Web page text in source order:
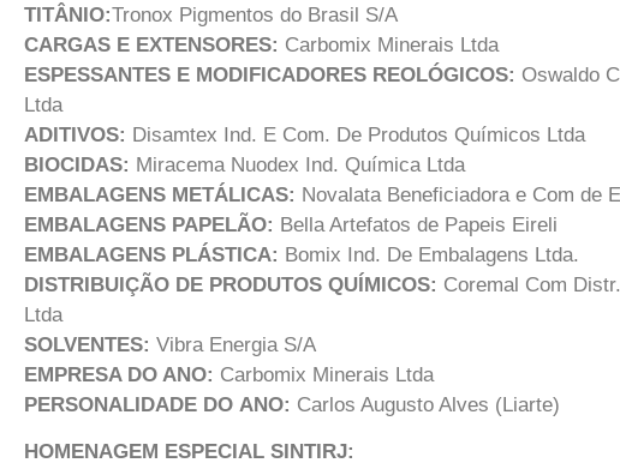
TITÂNIO:Tronox Pigmentos do Brasil S/A
CARGAS E EXTENSORES: Carbomix Minerais Ltda
ESPESSANTES E MODIFICADORES REOLÓGICOS: Oswaldo
Ltda
ADITIVOS: Disamtex Ind. E Com. De Produtos Químicos Ltda
BIOCIDAS: Miracema Nuodex Ind. Química Ltda
EMBALAGENS METÁLICAS: Novalata Beneficiadora e Com de
EMBALAGENS PAPELÃO: Bella Artefatos de Papeis Eireli
EMBALAGENS PLÁSTICA: Bomix Ind. De Embalagens Ltda.
DISTRIBUIÇÃO DE PRODUTOS QUÍMICOS: Coremal Com
Ltda
SOLVENTES: Vibra Energia S/A
EMPRESA DO ANO: Carbomix Minerais Ltda
PERSONALIDADE DO ANO: Carlos Augusto Alves (Liarte)
HOMENAGEM ESPECIAL SINTIRJ: